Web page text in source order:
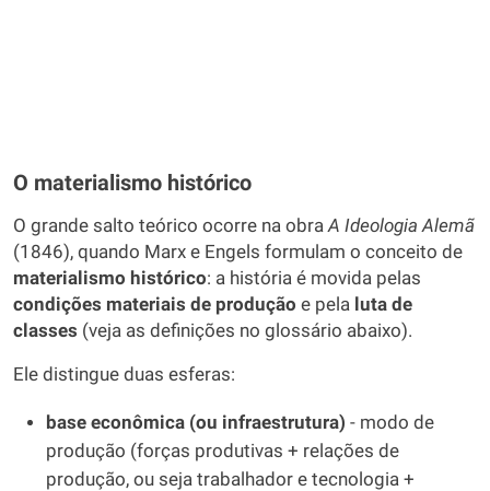
O materialismo histórico
O grande salto teórico ocorre na obraA Ideologia Alemã
(1846), quando Marx e Engels formulam o conceito de
materialismo histórico: a história é movida pelas
condições materiais de produção e pela luta de
classes (veja as definições no glossário abaixo).
Ele distingue duas esferas:
base econômica (ou infraestrutura) - modo de
produção (forças produtivas + relações de
produção, ou seja trabalhador e tecnologia +